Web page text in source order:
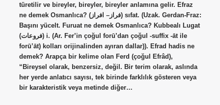
türetilir ve bireyler, bireyler, bireyler anlamına gelir. Efraz
ne demek Osmanlıca? (ﻓﺮﺍﺯ– ﺍﻓﺮﺍﺯ) sıfat. (Uzak. Gerdan-Fraz:
Başını yücelt. Furuat ne demek Osmanlıca? Kubbealı Lugat
(ﻓﺮﻭﻋﺎﺕ) i. (Ar. Fer’in çoğul forū’dan çoğul -suffix -āt ile
forū’āt) kolları orijinalinden ayıran dallar)). Efrad hadis ne
demek? Arapça bir kelime olan Ferd (çoğul Efrâd),
“Bireysel olarak, benzersiz, değil. Bir terim olarak, aslında
her yerde anlatıcı sayısı, tek birinde farklılık gösteren veya
bir karakteristik veya metinde diğer…